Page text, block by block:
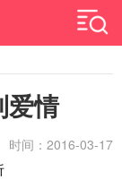
爱情
时间：2016-03-17